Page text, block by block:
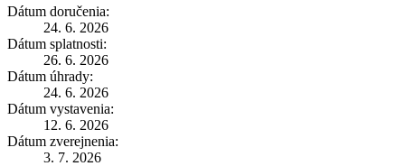
Dátum doručenia:
24. 6. 2026
Dátum splatnosti:
26. 6. 2026
Dátum úhrady:
24. 6. 2026
Dátum vystavenia:
12. 6. 2026
Dátum zverejnenia:
3. 7. 2026